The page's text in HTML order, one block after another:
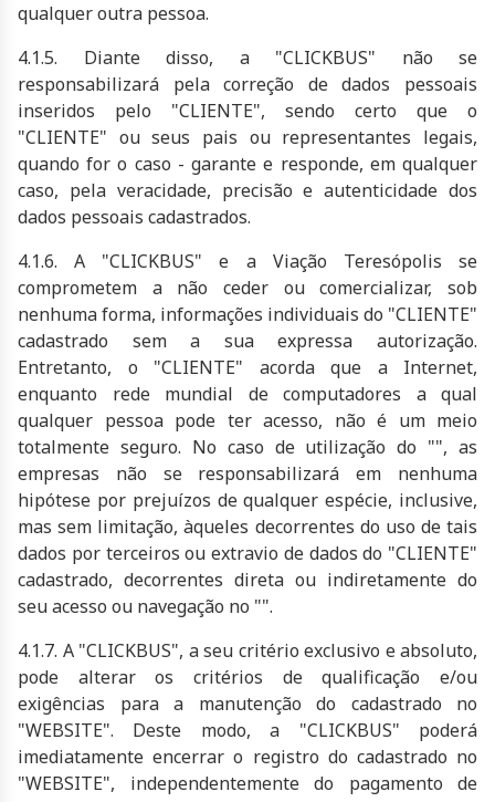
qualquer outra pessoa.
4.1.5. Diante disso, a "CLICKBUS" não se
responsabilizará pela correção de dados pessoais
inseridos pelo "CLIENTE", sendo certo que o
"CLIENTE" ou seus pais ou representantes legais,
quando for o caso - garante e responde, em qualquer
caso, pela veracidade, precisão e autenticidade dos
dados pessoais cadastrados.
4.1.6. A "CLICKBUS" e a Viação Teresópolis se
comprometem a não ceder ou comercializar, sob
nenhuma forma, informações individuais do "CLIENTE"
cadastrado sem a sua expressa autorização.
Entretanto, o "CLIENTE" acorda que a Internet,
enquanto rede mundial de computadores a qual
qualquer pessoa pode ter acesso, não é um meio
totalmente seguro. No caso de utilização do "", as
empresas não se responsabilizará em nenhuma
hipótese por prejuízos de qualquer espécie, inclusive,
mas sem limitação, àqueles decorrentes do uso de tais
dados por terceiros ou extravio de dados do "CLIENTE"
cadastrado, decorrentes direta ou indiretamente do
seu acesso ou navegação no "".
4.1.7. A "CLICKBUS", a seu critério exclusivo e absoluto,
pode alterar os critérios de qualificação e/ou
exigências para a manutenção do cadastrado no
"WEBSITE". Deste modo, a "CLICKBUS" poderá
imediatamente encerrar o registro do cadastrado no
"WEBSITE", independentemente do pagamento de